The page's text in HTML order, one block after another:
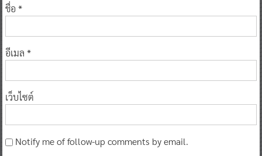
ชื่อ *
อีเมล *
เว็บไซต์
Notify me of follow-up comments by email.